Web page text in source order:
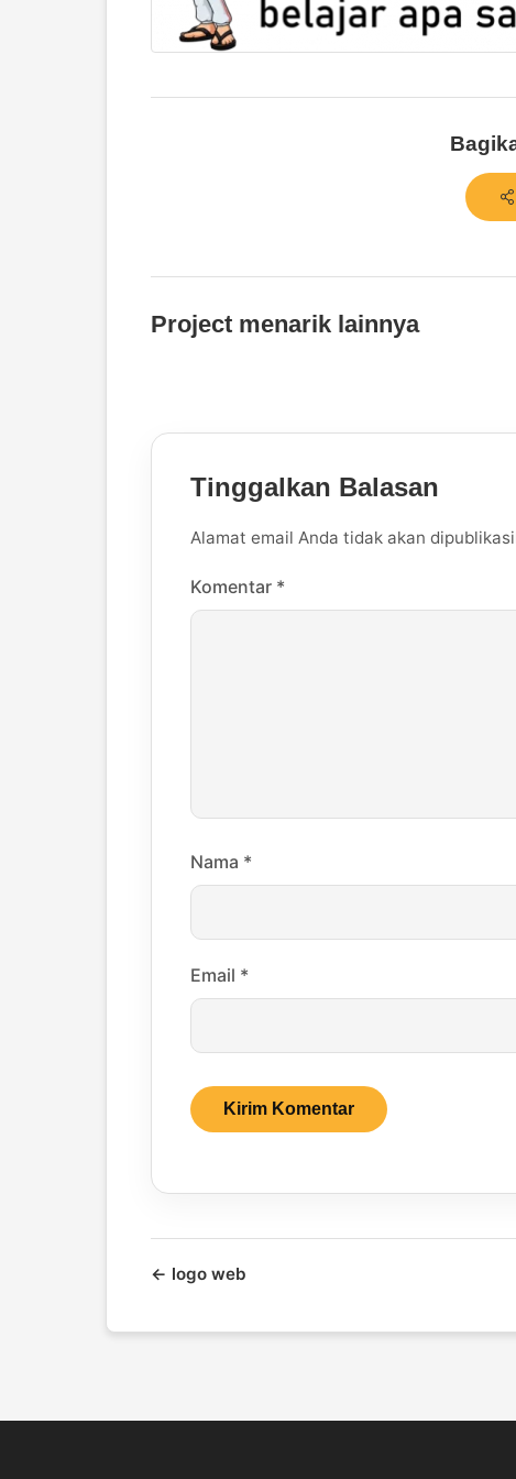
Project menarik lainnya
Tinggalkan Balasan
Alamat email Anda tidak akan
Komentar *
Nama *
Email *
← logo web